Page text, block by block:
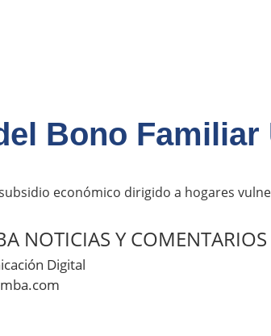
Bono
económico dirigido a hogares
NOTICIAS Y COMENTARIOS
Digital